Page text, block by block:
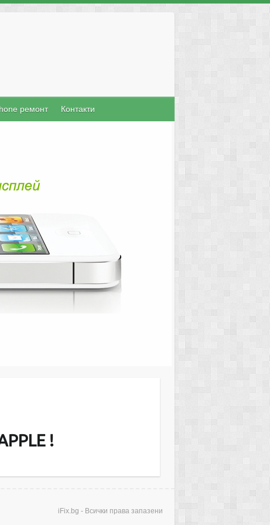
ремонт Контакти
Mac Поправка
и качествен сервиз за настолни и
машини като MacPro, MacBook Pro,
екрани (дисплеи),
!
iFix.bg - Всички права запазени